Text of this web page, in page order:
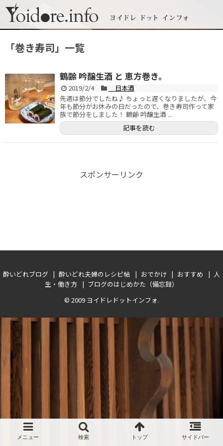
「巻き寿司」 一覧
鶴齢 吟醸生酒 と 恵方巻き。
2019/2/4
日本酒
先週は節分でしたね♪ ちょっと遅くなりましたが、今
年も節分がお休みの日だったので、巻き寿司作って家
族で節分をしました！ 鶴齢 吟醸生酒 ...
記事を読む
スポンサーリンク
酔いどれブログ 酔いどれ夫婦のレシピ帖 おでかけ おすすめ
人
生・働き方
ブログのはじめかた（備忘録）
© 2009 ヨイドレドットインフォ.